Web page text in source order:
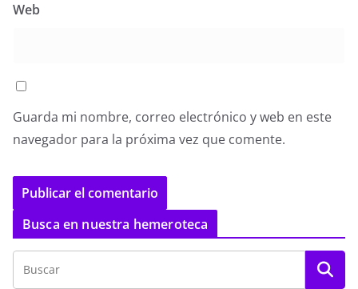
Web
Guarda mi nombre, correo electrónico y web en este
navegador para la próxima vez que comente.
Busca en nuestra hemeroteca